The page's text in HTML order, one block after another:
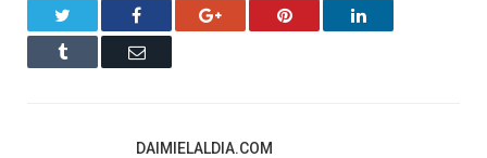
Facebook Google+ Pinterest LinkedIn
Tumblr Email
DAIMIELALDIA.COM